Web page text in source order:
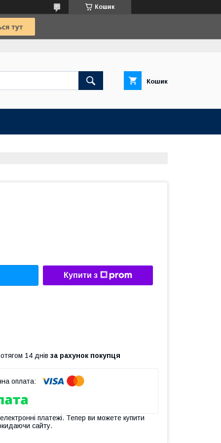
Кошик
Кошик
Купити з
14 днів за рахунок покупця
платежі. Тепер ви можете купити
сайту.